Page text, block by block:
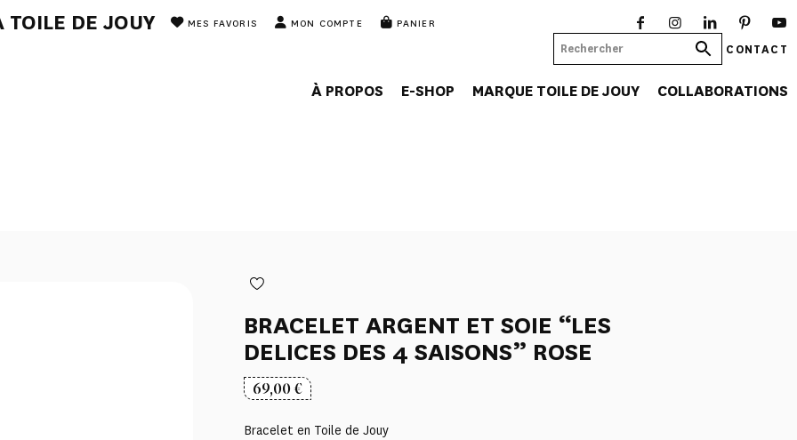
TOILE DE JOUY MES FAVORIS MON COMPTE PANIER
CONTACT
À PROPOS E-SHOP MARQUE TOILE DE JOUY COLLABORATIONS
BRACELET ARGENT ET SOIE “LES
DELICES DES 4 SAISONS” ROSE
69,00€
Bracelet en Toile de Jouy